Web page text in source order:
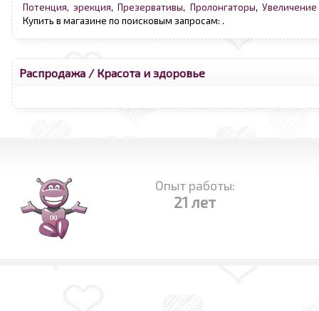
Потенция, эрекция,Презервативы, Пролонгаторы,
Купить в магазине по поисковым запросам: .
Распродажа / Красота и здоровье
Опыт работы:
21 лет